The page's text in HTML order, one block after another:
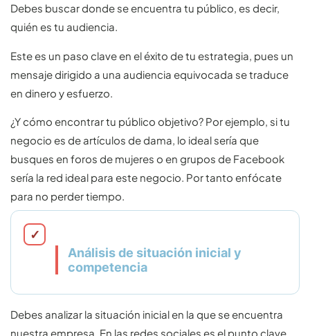
Debes buscar donde se encuentra tu público, es decir,
quién es tu audiencia.
Este es un paso clave en el éxito de tu estrategia, pues un
mensaje dirigido a una audiencia equivocada se traduce
en dinero y esfuerzo.
¿Y cómo encontrar tu público objetivo? Por ejemplo, si tu
negocio es de artículos de dama, lo ideal sería que
busques en foros de mujeres o en grupos de Facebook
sería la red ideal para este negocio. Por tanto enfócate
para no perder tiempo.
Análisis de situación inicial y
competencia
Debes analizar la situación inicial en la que se encuentra
nuestra empresa. En las redes sociales es el punto clave